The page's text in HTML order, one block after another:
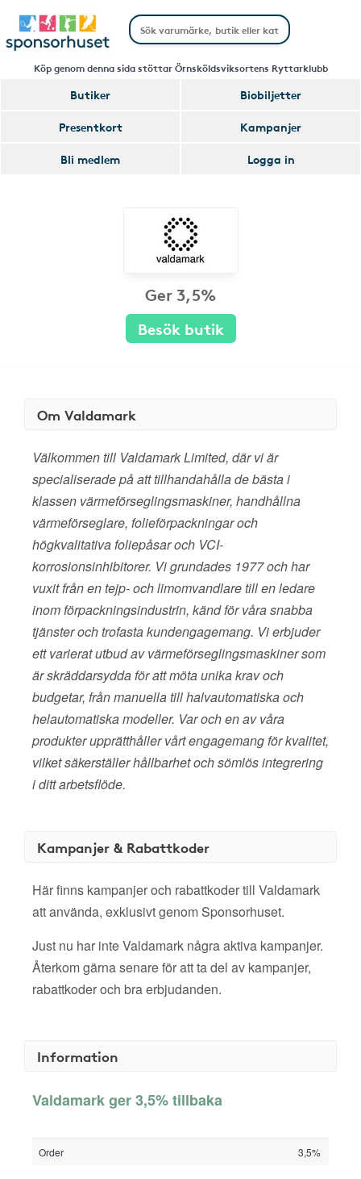
Köp genom denna sida stöttar Örnsköldsviksortens Ryttarklubb
Butiker
Biobiljetter
Presentkort
Kampanjer
Bli medlem
Logga in
Ger 3,5%
Besök butik
Om Valdamark
Välkommen till Valdamark Limited, där vi är
specialiserade på att tillhandahålla de bästa i
klassen värmeförseglingsmaskiner, handhållna
värmeförseglare, folieförpackningar och
högkvalitativa foliepåsar och VCI-
korrosionsinhibitorer. Vi grundades 1977 och har
vuxit från en tejp- och limomvandlare till en ledare
inom förpackningsindustrin, känd för våra snabba
tjänster och trofasta kundengagemang. Vi erbjuder
ett varierat utbud av värmeförseglingsmaskiner som
är skräddarsydda för att möta unika krav och
budgetar, från manuella till halvautomatiska och
helautomatiska modeller. Var och en av våra
produkter upprätthåller vårt engagemang för kvalitet,
vilket säkerställer hållbarhet och sömlös integrering
i ditt arbetsflöde.
Kampanjer & Rabattkoder
Här finns kampanjer och rabattkoder till Valdamark
att använda, exklusivt genom Sponsorhuset.
Just nu har inte Valdamark några aktiva kampanjer.
Återkom gärna senare för att ta del av kampanjer,
rabattkoder och bra erbjudanden.
Information
Valdamark ger 3,5% tillbaka
Order 3,5%